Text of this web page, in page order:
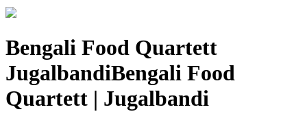
Bengali Food Quartett
JugalbandiBengali Food
Quartett | Jugalbandi